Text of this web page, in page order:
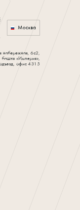
набережная, 6с2,
башня «Империя»,
офис 4315
Москва